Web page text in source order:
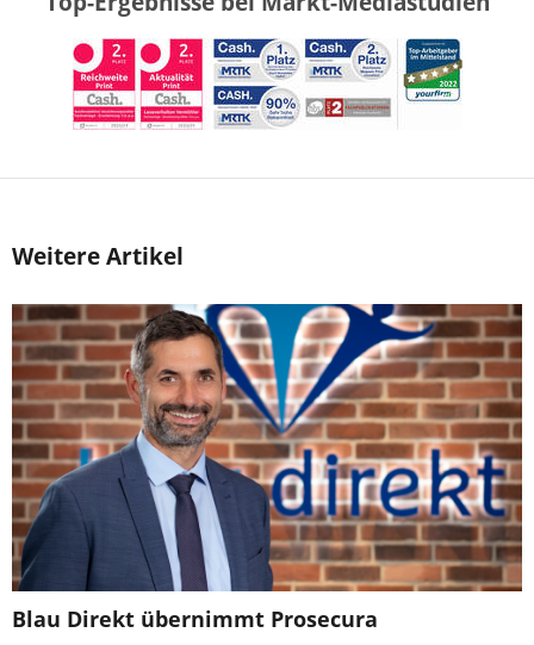
Weitere Artikel
Blau Direkt übernimmt Prosecura